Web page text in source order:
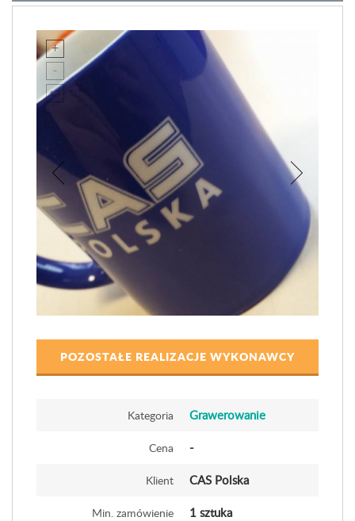
POZOSTAŁE REALIZACJE WYKONAWCY
Kategoria Grawerowanie
Cena -
Klient CAS Polska
Min. zamówienie 1 sztuka